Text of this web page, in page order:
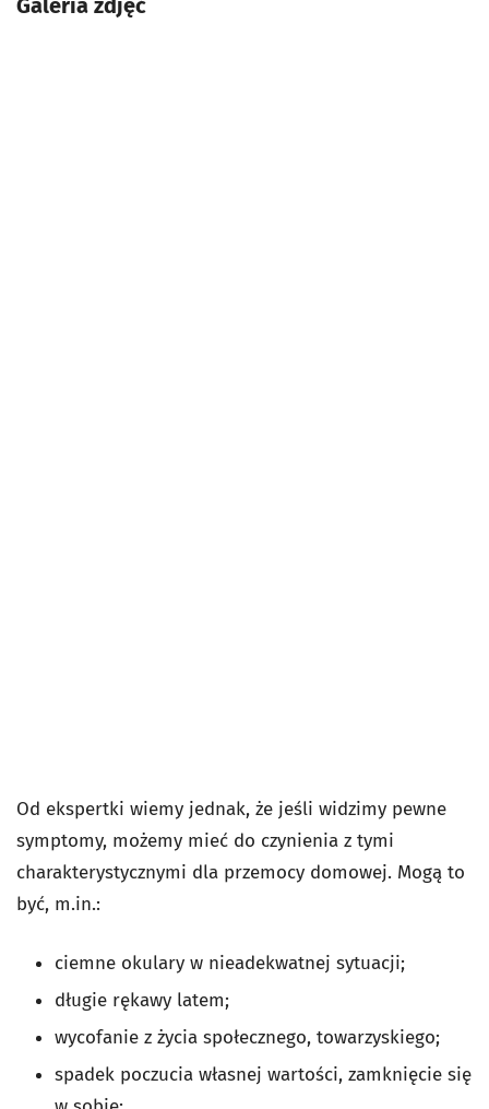
Od ekspertki wiemy jednak, że jeśli widzimy pewne
symptomy, możemy mieć do czynienia z tymi
charakterystycznymi dla przemocy domowej. Mogą to
być, m.in.:
ciemne okulary w nieadekwatnej sytuacji;
długie rękawy latem;
wycofanie z życia społecznego, towarzyskiego;
spadek poczucia własnej wartości, zamknięcie się